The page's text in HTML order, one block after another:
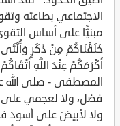
الاجتماعي بطاعته
مبنيًّا على أساس
خَلَقْنَاكُمْ مِنْ ذَكَرٍ وَأُنْثَى
المصطفى - صلى الله
فضل، ولا لعجمي على
ولا لأبيضَ على أسودَ